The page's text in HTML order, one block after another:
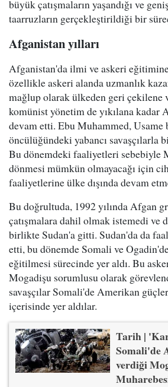
büyük çatışmaların yaşandığı ve
taarruzların gerçekleştirildiği bir
Afganistan yılları
Afganistan'da ilmi ve askeri
özellikle askeri alanda uzmanlık
mağlup olarak ülkeden geri çekilene
komünist yönetim de yıkılana kadar
devam etti. Ebu Muhammed, Usame
öncülüğündeki yabancı savaşçılarla
Bu dönemdeki faaliyetleri sebebiyle
dönmesi mümkün olmayacağı için
faaliyetlerine ülke dışında devam
Bu doğrultuda, 1992 yılında Afgan
çatışmalara dahil olmak istemedi ve
birlikte Sudan'a gitti. Sudan'da da
etti, bu dönemde Somali ve
eğitilmesi sürecinde yer aldı. Bu
Mogadişu sorumlusu olarak
savaşçılar Somali'de Amerikan
içerisinde yer aldılar.
Tarih |
Somali'de
verdiği